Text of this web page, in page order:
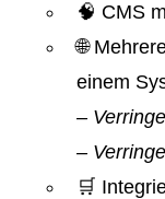
🧠 CMS
🌐
einem
–
–
🛒